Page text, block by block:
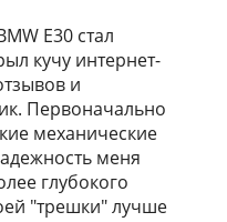
E30 стал
кучу интернет-
и
Первоначально
механические
меня
глубокого
"трешки" лучше